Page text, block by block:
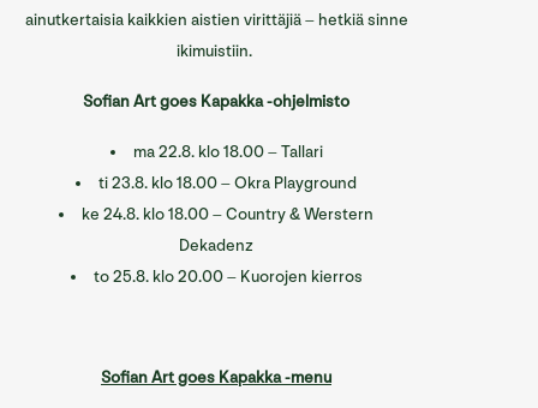
Yhteystiedot
ainutkertaisia kaikkien aistien virittäjiä – hetkiä sinne
ikimuistiin.
Sofian Art goes Kapakka -ohjelmisto
ma 22.8. klo 18.00 – Tallari
ti 23.8. klo 18.00 – Okra Playground
ke 24.8. klo 18.00 – Country & Werstern
Dekadenz
to 25.8. klo 20.00 – Kuorojen kierros
Sofian Art goes Kapakka -menu